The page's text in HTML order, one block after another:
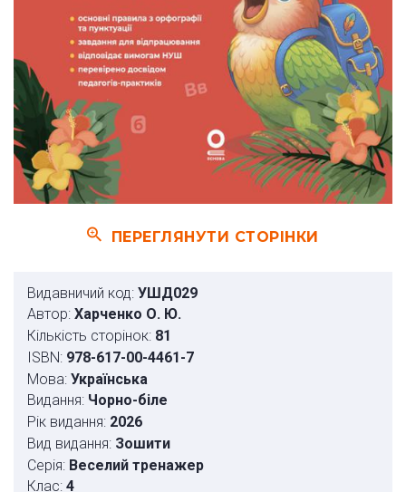
ПЕРЕГЛЯНУТИ СТОРІНКИ
Видавничий код: УШД029
Автор: Харченко О. Ю.
Кількість сторінок: 81
ISBN: 978-617-00-4461-7
Мова: Українська
Видання: Чорно-біле
Рік видання: 2026
Вид видання: Зошити
Серія: Веселий тренажер
Клас: 4